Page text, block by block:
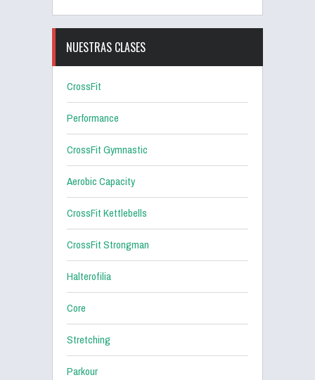
NUESTRAS CLASES
CrossFit
Performance
CrossFit Gymnastic
Aerobic Capacity
CrossFit Kettlebells
CrossFit Strongman
Halterofilia
Core
Stretching
Parkour